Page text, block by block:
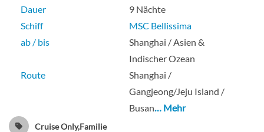
Dauer
9 Nächte
Schiff
MSC Bellissima
ab / bis
Shanghai / Asien &
Indischer Ozean
Route
Shanghai /
Gangjeong/Jeju Island /
Busan… Mehr
Cruise Only,Familie